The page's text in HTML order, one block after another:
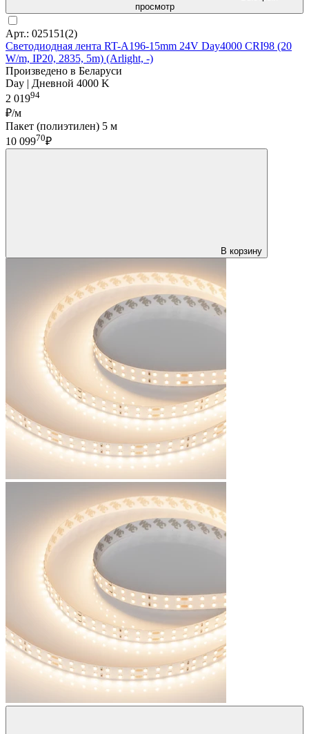
просмотр
Арт.: 025151(2)
Светодиодная лента RT-A196-15mm 24V Day4000 CRI98 (20
W/m, IP20, 2835, 5m) (Arlight, -)
Произведено в Беларуси
Day | Дневной 4000 K
2 01994
₽/м
Пакет (полиэтилен) 5 м
10 09970₽
В корзину